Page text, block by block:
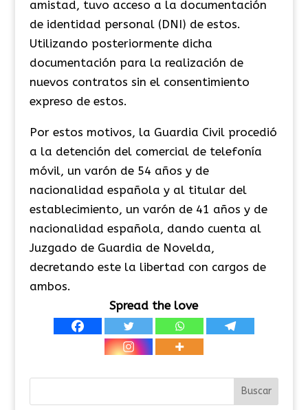
amistad, tuvo acceso a la documentación
de identidad personal (DNI) de estos.
Utilizando posteriormente dicha
documentación para la realización de
nuevos contratos sin el consentimiento
expreso de estos.
Por estos motivos, la Guardia Civil procedió
a la detención del comercial de telefonía
móvil, un varón de 54 años y de
nacionalidad española y al titular del
establecimiento, un varón de 41 años y de
nacionalidad española, dando cuenta al
Juzgado de Guardia de Novelda,
decretando este la libertad con cargos de
ambos.
Spread the love